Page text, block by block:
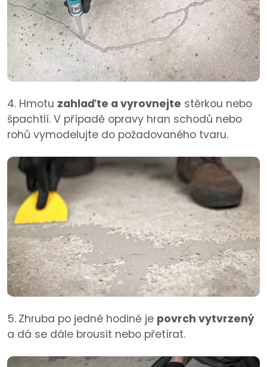
4. Hmotu zahlaďte a vyrovnejte stěrkou nebo
špachtlí. V případě opravy hran schodů nebo
rohů vymodelujte do požadovaného tvaru.
5. Zhruba po jedné hodině je povrch vytvrzený
a dá se dále brousit nebo přetírat.